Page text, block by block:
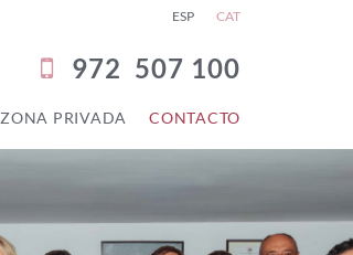
ESP CAT
972 507 100
ZONA PRIVADA CONTACTO